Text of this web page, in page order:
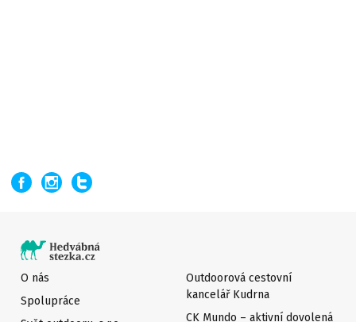
O nás
Spolupráce
Outdoorová cestovní
kancelář Kudrna
CK Mundo – aktivní dovolená